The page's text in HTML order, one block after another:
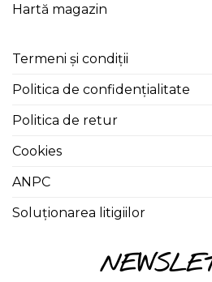
Hartă magazin
Termeni și condiții
Politica de confidențialitate
Politica de retur
Cookies
ANPC
Soluționarea litigiilor